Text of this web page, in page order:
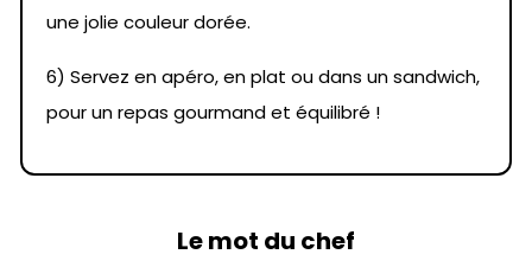
une jolie couleur dorée.
6) Servez en apéro, en plat ou dans un sandwich,
pour un repas gourmand et équilibré !
Le mot du chef